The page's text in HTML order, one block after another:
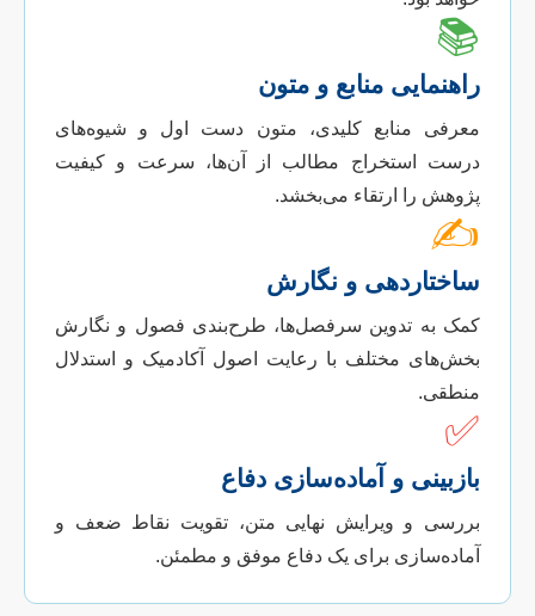
📚
راهنمایی منابع و متون
معرفی منابع کلیدی، متون دست اول و شیوه‌های
درست استخراج مطالب از آن‌ها، سرعت و کیفیت
پژوهش را ارتقاء می‌بخشد.
✍️
ساختاردهی و نگارش
کمک به تدوین سرفصل‌ها، طرح‌بندی فصول و نگارش
بخش‌های مختلف با رعایت اصول آکادمیک و استدلال
منطقی.
✅
بازبینی و آماده‌سازی دفاع
بررسی و ویرایش نهایی متن، تقویت نقاط ضعف و
آماده‌سازی برای یک دفاع موفق و مطمئن.